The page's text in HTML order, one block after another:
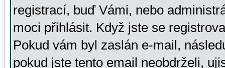
registrací, buď Vámi, nebo
moci přihlásit. Když jste se
Pokud vám byl zaslán e-mail,
pokud jste tento email neobdrželi,